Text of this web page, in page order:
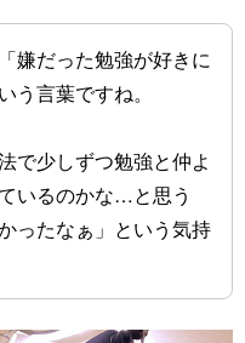
嫌だった勉強が好きに
う言葉ですね。
で少しずつ勉強と仲よ
いるのかな…と思う
ったなぁ」という気持